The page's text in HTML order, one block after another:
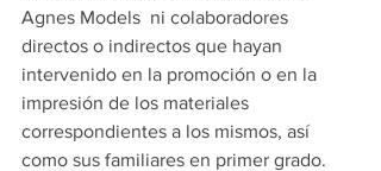
Agnes Models  ni colaboradores
directos o indirectos que hayan
intervenido en la promoción o en la
impresión de los materiales
correspondientes a los mismos, así
como sus familiares en primer grado.